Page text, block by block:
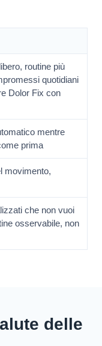
routine più
quotidiani
Dolor Fix con
mentre
prima
movimento,
che non vuoi
osservabile, non
delle